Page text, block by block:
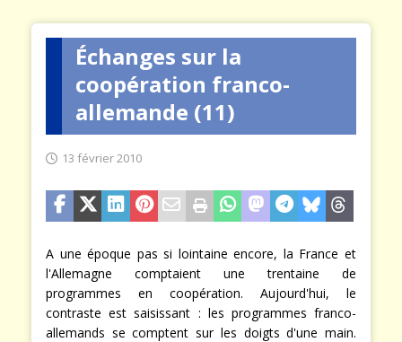
Échanges sur la
coopération franco-
allemande (11)
13 février 2010
A une époque pas si lointaine encore, la France et
l'Allemagne comptaient une trentaine de
programmes en coopération. Aujourd'hui, le
contraste est saisissant : les programmes franco-
allemands se comptent sur les doigts d'une main.